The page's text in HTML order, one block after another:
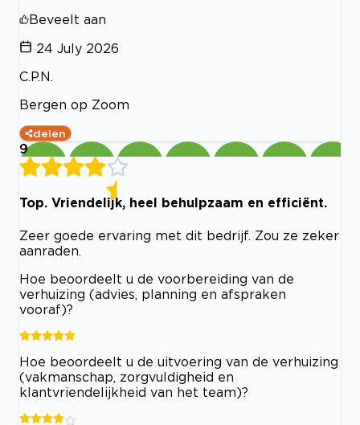
Beveelt aan
24 July 2026
C.P.N.
Bergen op Zoom
delen
9
Top. Vriendelijk, heel behulpzaam en efficiënt.
Zeer goede ervaring met dit bedrijf. Zou ze zeker
aanraden.
Hoe beoordeelt u de voorbereiding van de
verhuizing (advies, planning en afspraken
vooraf)?
Hoe beoordeelt u de uitvoering van de verhuizing
(vakmanschap, zorgvuldigheid en
klantvriendelijkheid van het team)?